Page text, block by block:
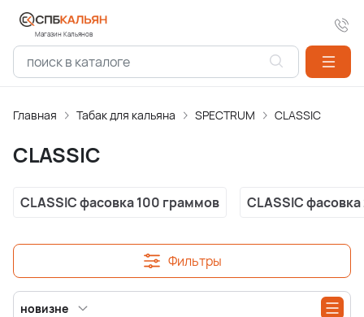
Магазин Кальянов
Главная Табак для кальяна SPECTRUM CLASSIC
CLASSIC
CLASSIC фасовка 100 граммов CLASSIC
Фильтры
новизне